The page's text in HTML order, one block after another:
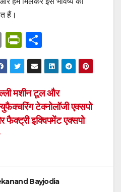
हैं।
E
m
ail
Pr
in
tF
ri
e
n
h
ar
e
मशीन टूल और
टेक्नोलॉजी एक्सपो
फैक्ट्री इक्विपमेंट एक्सपो
Bayjodia